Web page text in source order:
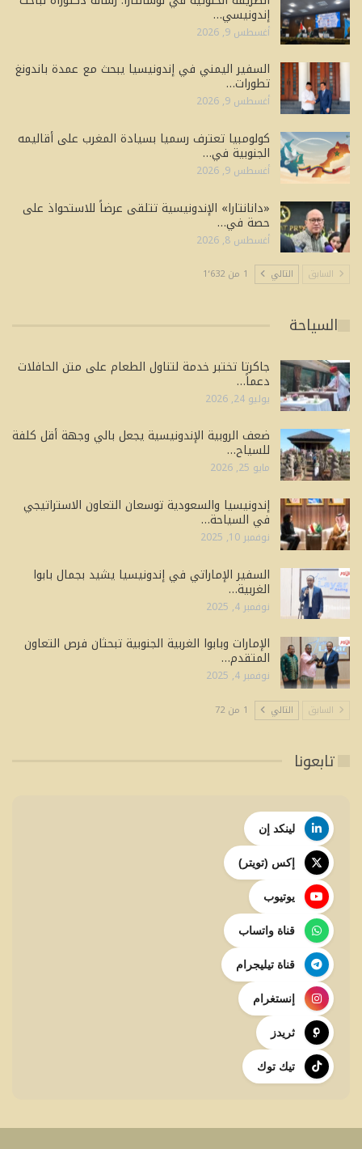
إندونيسي…
أغسطس 9, 2026
السفير اليمني في إندونيسيا يبحث مع عمدة باندونغ
تطورات…
أغسطس 9, 2026
كولومبيا تعترف رسميا بسيادة المغرب على أقاليمه
الجنوبية في…
أغسطس 9, 2026
«دانانتارا» الإندونيسية تتلقى عرضاً للاستحواذ على
حصة في…
أغسطس 8, 2026
السابق التالي 1 من 1٬632
السياحة
جاكرتا تختبر خدمة لتناول الطعام على متن الحافلات
دعماً…
يوليو 24, 2026
ضعف الروبية الإندونيسية يجعل بالي وجهة أقل كلفة
للسياح…
مايو 25, 2026
إندونيسيا والسعودية توسعان التعاون الاستراتيجي
في السياحة…
نوفمبر 10, 2025
السفير الإماراتي في إندونيسيا يشيد بجمال بابوا
الغربية…
نوفمبر 4, 2025
الإمارات وبابوا الغربية الجنوبية تبحثان فرص التعاون
المتقدم…
نوفمبر 4, 2025
السابق التالي 1 من 72
تابعونا
لينكد إن
إكس (تويتر)
يوتيوب
قناة واتساب
قناة تيليجرام
إنستغرام
ثريدز
تيك توك